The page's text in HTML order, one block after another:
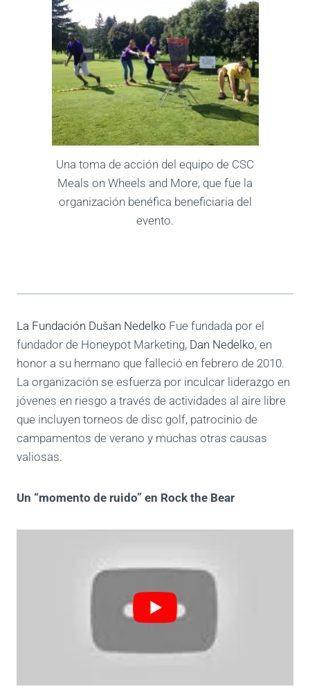
Una toma de acción del equipo de CSC
Meals on Wheels and More, que fue la
organización benéfica beneficiaria del
evento.
La Fundación Dušan Nedelko Fue fundada por el
fundador de Honeypot Marketing, Dan Nedelko, en
honor a su hermano que falleció en febrero de 2010.
La organización se esfuerza por inculcar liderazgo en
jóvenes en riesgo a través de actividades al aire libre
que incluyen torneos de disc golf, patrocinio de
campamentos de verano y muchas otras causas
valiosas.
Un “momento de ruido” en Rock the Bear